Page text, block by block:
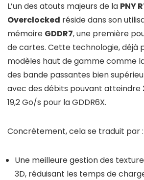
L’un des atouts majeurs de la PNY
Overclocked réside dans son
mémoire GDDR7, une première
de cartes. Cette technologie, déjà
modèles haut de gamme comme
des bande passantes bien
avec des débits pouvant atteindre
19,2 Go/s pour la GDDR6X.
Concrètement, cela se traduit par :
Une meilleure gestion des
3D, réduisant les temps de